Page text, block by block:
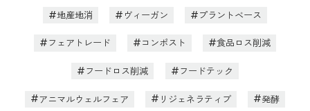
地産地消 ヴィーガン プラントベース
フェアトレード コンポスト 食品ロス削減
フードロス削減 フードテック
アニマルウェルフェア リジェネラティブ 発酵